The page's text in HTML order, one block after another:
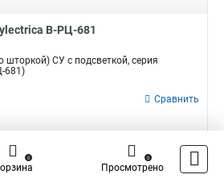
В-РЦ-681
шторкой) СУ с подсветкой, серия
681)
Сравнить
326,48 ₽
–
0
Просмотрено
0